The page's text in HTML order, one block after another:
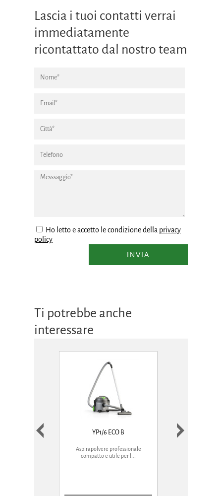
Lascia i tuoi contatti verrai
immediatamente
ricontattato dal nostro team
Ho letto e accetto le condizione della privacy
policy
INVIA
Ti potrebbe anche
interessare
YP1/6 ECO B
Aspirapolvere professionale
compatto e utile per l...